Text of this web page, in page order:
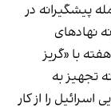
پیشگیرانه در
نهادهای
با «گریز
تجهیز به
را از کار